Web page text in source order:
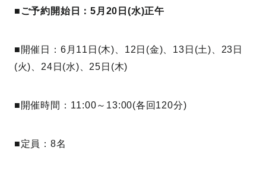
■ご予約開始日：5月20日(水)正午
■開催日：6月11日(木)、12日(金)、13日(土)、23日
(火)、24日(水)、25日(木)
■開催時間：11:00～13:00(各回120分)
■定員：8名